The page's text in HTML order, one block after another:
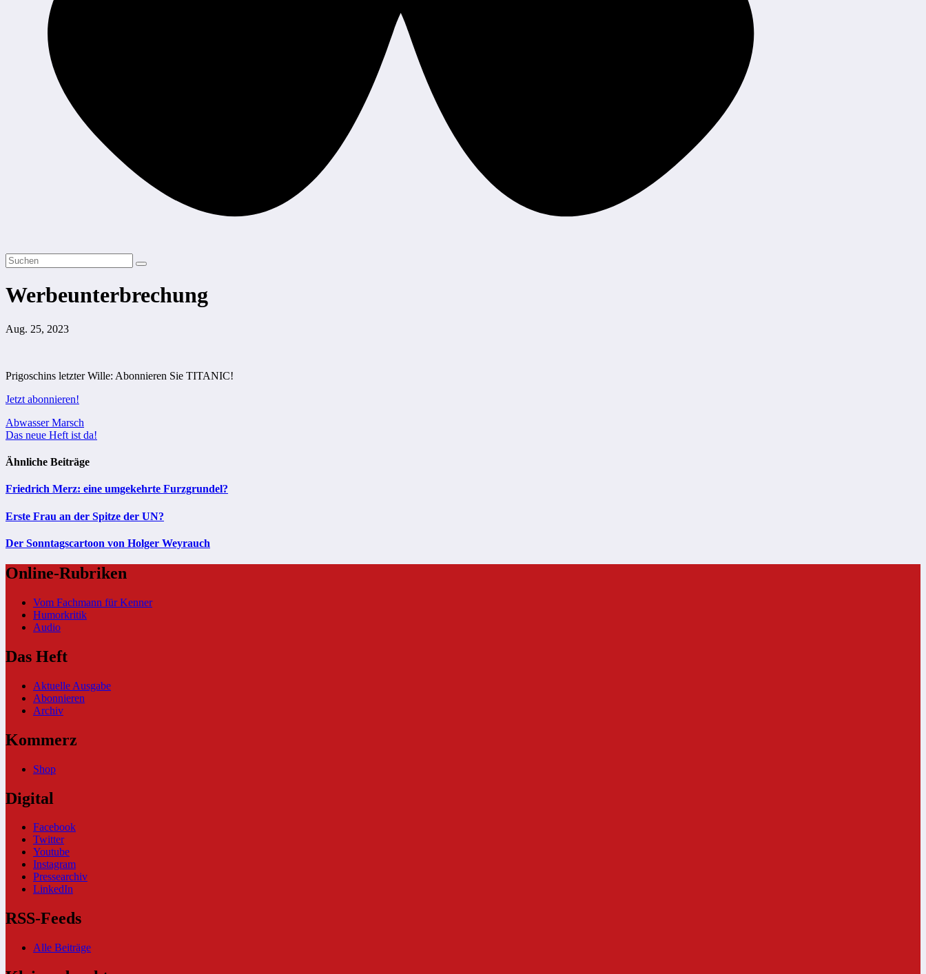
Werbeunterbrechung
Aug. 25, 2023
Prigoschins letzter Wille: Abonnieren Sie TITANIC!
Jetzt abonnieren!
Beitragsnavigation
Abwasser Marsch
Das neue Heft ist da!
Ähnliche Beiträge
Friedrich Merz: eine umgekehrte Furzgrundel?
Erste Frau an der Spitze der UN?
Der Sonntagscartoon von Holger Weyrauch
Online-Rubriken
Vom Fachmann für Kenner
Humorkritik
Audio
Das Heft
Aktuelle Ausgabe
Abonnieren
Archiv
Kommerz
Shop
Digital
Facebook
Twitter
Youtube
Instagram
Pressearchiv
LinkedIn
RSS-Feeds
Alle Beiträge